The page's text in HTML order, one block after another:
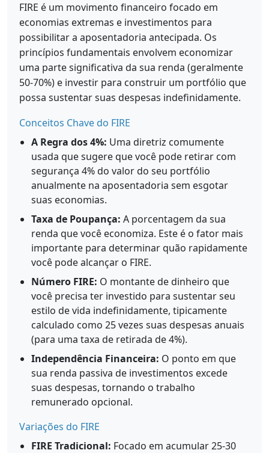
FIRE é um movimento financeiro focado em
economias extremas e investimentos para
possibilitar a aposentadoria antecipada. Os
princípios fundamentais envolvem economizar
uma parte significativa da sua renda (geralmente
50-70%) e investir para construir um portfólio que
possa sustentar suas despesas indefinidamente.
Conceitos Chave do FIRE
A Regra dos 4%: Uma diretriz comumente
usada que sugere que você pode retirar com
segurança 4% do valor do seu portfólio
anualmente na aposentadoria sem esgotar
suas economias.
Taxa de Poupança: A porcentagem da sua
renda que você economiza. Este é o fator mais
importante para determinar quão rapidamente
você pode alcançar o FIRE.
Número FIRE: O montante de dinheiro que
você precisa ter investido para sustentar seu
estilo de vida indefinidamente, tipicamente
calculado como 25 vezes suas despesas anuais
(para uma taxa de retirada de 4%).
Independência Financeira: O ponto em que
sua renda passiva de investimentos excede
suas despesas, tornando o trabalho
remunerado opcional.
Variações do FIRE
FIRE Tradicional: Focado em acumular 25-30